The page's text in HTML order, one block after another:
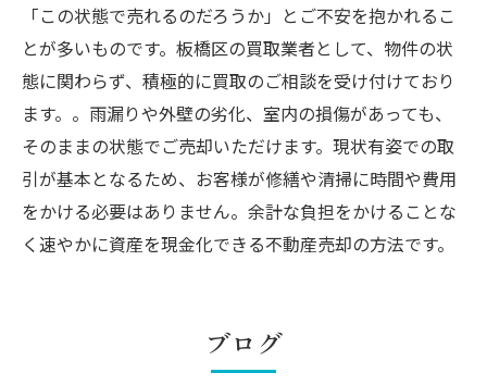
「この状態で売れるのだろうか」とご不安を抱かれるこ
とが多いものです。板橋区の買取業者として、物件の状
態に関わらず、積極的に買取のご相談を受け付けており
ます。。雨漏りや外壁の劣化、室内の損傷があっても、
そのままの状態でご売却いただけます。現状有姿での取
引が基本となるため、お客様が修繕や清掃に時間や費用
をかける必要はありません。余計な負担をかけることな
く速やかに資産を現金化できる不動産売却の方法です。
ブログ